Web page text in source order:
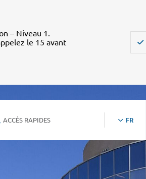
– Niveau 1.
le 15 avant
ACCÈS RAPIDES FR